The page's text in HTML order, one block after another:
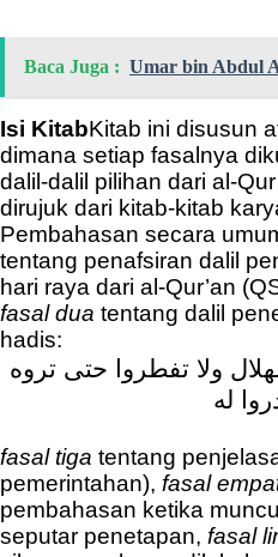
Baca Juga : Umar bin Abdul
Isi KitabKitab ini disusun
dimana setiap fasalnya
dalil-dalil pilihan dari al-
dirujuk dari kitab-kitab
Pembahasan secara
tentang penafsiran dalil
hari raya dari al-Qur’an
fasal dua tentang dalil
hadis:
ولا تفطروا حتى تروه
له
fasal tiga tentang
pemerintahan), fasal
pembahasan ketika
seputar penetapan, fasal